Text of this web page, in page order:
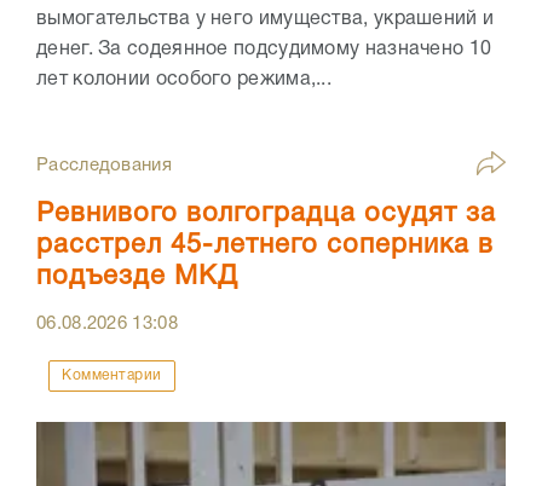
вымогательства у него имущества, украшений и
денег. За содеянное подсудимому назначено 10
лет колонии особого режима,...
Расследования
Ревнивого волгоградца осудят за
расстрел 45-летнего соперника в
подъезде МКД
06.08.2026 13:08
Комментарии